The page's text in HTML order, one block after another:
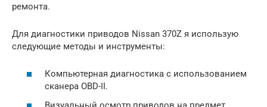
ремонта.
Для диагностики приводов Nissan 370Z я использую
следующие методы и инструменты:
Компьютерная диагностика с использованием
сканера OBD-II.